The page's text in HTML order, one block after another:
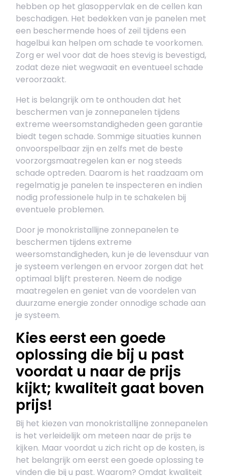
hebben op het glasoppervlak en de cellen kan
beschadigen. Het bedekken van je panelen met
een beschermende hoes of zeil tijdens een
hagelbui kan helpen om schade te voorkomen.
Zorg er wel voor dat de hoes stevig is bevestigd,
zodat deze niet wegwaait en eventueel schade
veroorzaakt.
Het is belangrijk om te onthouden dat het
beschermen van je zonnepanelen tijdens
extreme weersomstandigheden geen garantie
biedt tegen schade. Sommige situaties kunnen
onvoorspelbaar zijn en zelfs met de beste
voorzorgsmaatregelen kan er nog steeds
schade optreden. Daarom is het raadzaam om
regelmatig je panelen te inspecteren en indien
nodig professionele hulp in te schakelen bij
eventuele problemen.
Door je monokristallijne zonnepanelen te
beschermen tijdens extreme
weersomstandigheden, kun je de levensduur van
je systeem verlengen en ervoor zorgen dat het
optimaal blijft presteren. Neem de nodige
maatregelen en geniet van de voordelen van
duurzame energie zonder onnodige schade aan
je systeem.
Kies eerst een goede
oplossing die bij u past
voordat u naar de prijs
kijkt; kwaliteit gaat boven
prijs!
Bij het kiezen van monokristallijne zonnepanelen
is het verleidelijk om meteen naar de prijs te
kijken. Maar voordat u zich richt op de kosten, is
het belangrijk om eerst een goede oplossing te
vinden die bij u past. Waarom? Omdat kwaliteit